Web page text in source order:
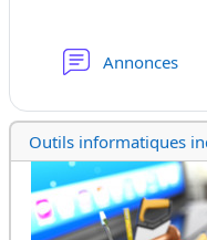
Annonces
Outils informatiques